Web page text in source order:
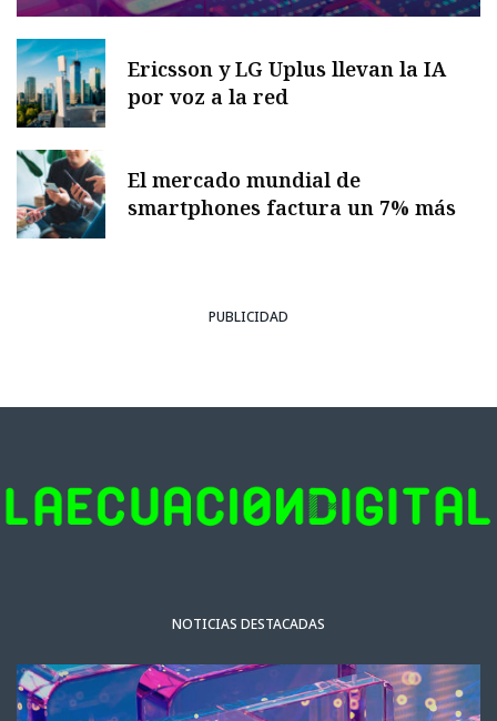
Ericsson y LG Uplus llevan la IA
por voz a la red
El mercado mundial de
smartphones factura un 7% más
PUBLICIDAD
NOTICIAS DESTACADAS